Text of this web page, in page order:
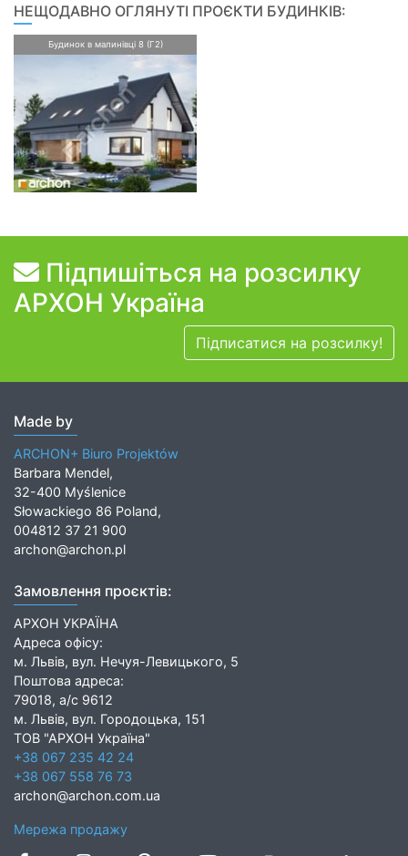
НЕЩОДАВНО ОГЛЯНУТІ ПРОЄКТИ БУДИНКІВ:
Будинок в малинівці 8 (Г2)
Підпишіться на розсилку
АРХОН Україна
Підписатися на розсилку!
Made by
ARCHON+ Biuro Projektów
Barbara Mendel,
32-400 Myślenice
Słowackiego 86 Poland,
004812 37 21 900
archon@archon.pl
Замовлення проєктів:
АРХОН УКРАЇНА
Адреса офісу:
м. Львів, вул. Нечуя-Левицького, 5
Поштова адреса:
79018, а/с 9612
м. Львів, вул. Городоцька, 151
ТОВ "АРХОН Україна"
+38 067 235 42 24
+38 067 558 76 73
archon@archon.com.ua
Мережа продажу